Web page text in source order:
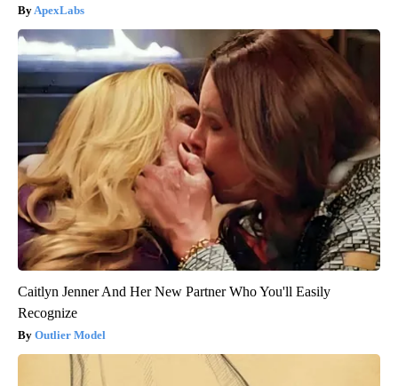
ApexLabs
Caitlyn Jenner And Her New Partner Who You'll Easily
Recognize
Outlier Model